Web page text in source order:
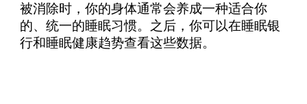
被消除时，你的身体通常会养成一种适合你
的、统一的睡眠习惯。之后，你可以在睡眠银
行和睡眠健康趋势查看这些数据。